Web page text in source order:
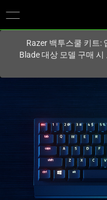
Razer 백투스쿨 키트:
Blade 대상 모델 구매
65%